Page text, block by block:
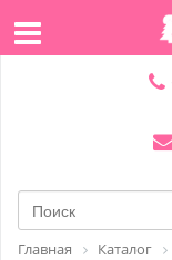
Главная Каталог